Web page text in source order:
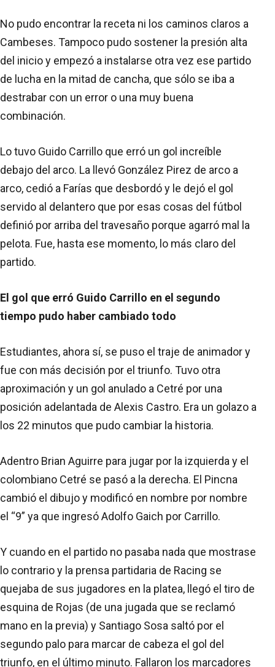
No pudo encontrar la receta ni los caminos claros a
Cambeses. Tampoco pudo sostener la presión alta
del inicio y empezó a instalarse otra vez ese partido
de lucha en la mitad de cancha, que sólo se iba a
destrabar con un error o una muy buena
combinación.
Lo tuvo Guido Carrillo que erró un gol increíble
debajo del arco. La llevó González Pirez de arco a
arco, cedió a Farías que desbordó y le dejó el gol
servido al delantero que por esas cosas del fútbol
definió por arriba del travesaño porque agarró mal la
pelota. Fue, hasta ese momento, lo más claro del
partido.
El gol que erró Guido Carrillo en el segundo
tiempo pudo haber cambiado todo
Estudiantes, ahora sí, se puso el traje de animador y
fue con más decisión por el triunfo. Tuvo otra
aproximación y un gol anulado a Cetré por una
posición adelantada de Alexis Castro. Era un golazo a
los 22 minutos que pudo cambiar la historia.
Adentro Brian Aguirre para jugar por la izquierda y el
colombiano Cetré se pasó a la derecha. El Pincna
cambió el dibujo y modificó en nombre por nombre
el “9” ya que ingresó Adolfo Gaich por Carrillo.
Y cuando en el partido no pasaba nada que mostrase
lo contrario y la prensa partidaria de Racing se
quejaba de sus jugadores en la platea, llegó el tiro de
esquina de Rojas (de una jugada que se reclamó
mano en la previa) y Santiago Sosa saltó por el
segundo palo para marcar de cabeza el gol del
triunfo, en el último minuto. Fallaron los marcadores